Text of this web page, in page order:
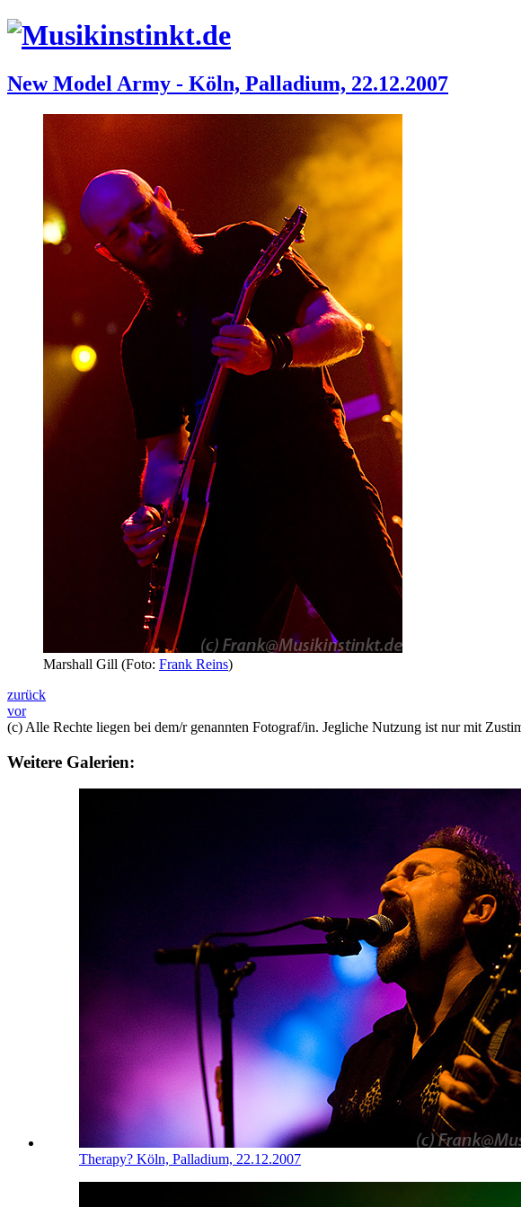
New Model Army - Köln, Palladium, 22.12.2007
Marshall Gill (Foto: Frank Reins)
zurück
vor
(c) Alle Rechte liegen bei dem/r genannten Fotograf/in. Jegliche Nutzung ist nur mit
Weitere Galerien:
Therapy? Köln, Palladium, 22.12.2007